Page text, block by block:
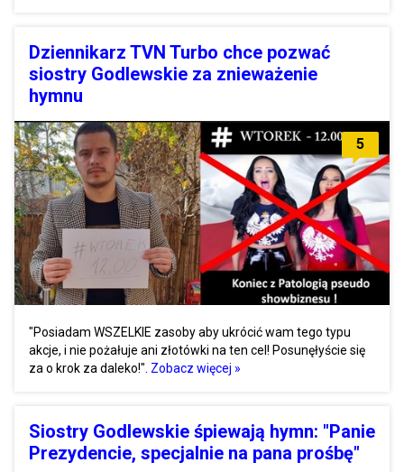
Dziennikarz TVN Turbo chce pozwać
siostry Godlewskie za znieważenie
hymnu
5
"Posiadam WSZELKIE zasoby aby ukrócić wam tego typu
akcje, i nie pożałuje ani złotówki na ten cel! Posunęłyście się
za o krok za daleko!". Zobacz więcej »
Siostry Godlewskie śpiewają hymn: "Panie
Prezydencie, specjalnie na pana prośbę"